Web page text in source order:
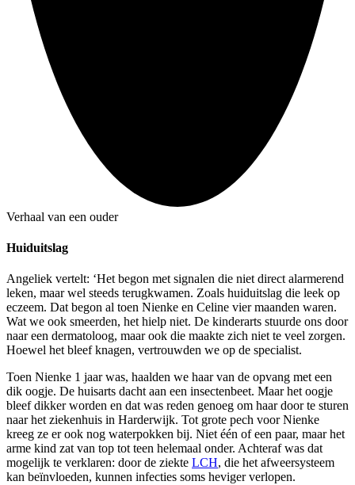
Verhaal van een ouder
Huiduitslag
Angeliek vertelt: ‘Het begon met signalen die niet direct alarmerend
leken, maar wel steeds terugkwamen. Zoals huiduitslag die leek op
eczeem. Dat begon al toen Nienke en Celine vier maanden waren.
Wat we ook smeerden, het hielp niet. De kinderarts stuurde ons door
naar een dermatoloog, maar ook die maakte zich niet te veel zorgen.
Hoewel het bleef knagen, vertrouwden we op de specialist.
Toen Nienke 1 jaar was, haalden we haar van de opvang met een
dik oogje. De huisarts dacht aan een insectenbeet. Maar het oogje
bleef dikker worden en dat was reden genoeg om haar door te sturen
naar het ziekenhuis in Harderwijk. Tot grote pech voor Nienke
kreeg ze er ook nog waterpokken bij. Niet één of een paar, maar het
arme kind zat van top tot teen helemaal onder. Achteraf was dat
mogelijk te verklaren: door de ziekte LCH, die het afweersysteem
kan beïnvloeden, kunnen infecties soms heviger verlopen.